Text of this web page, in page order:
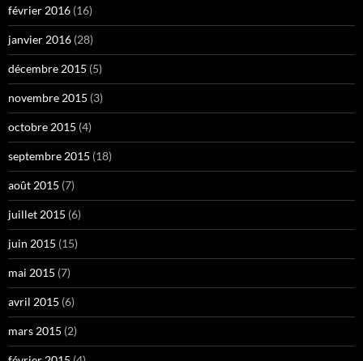
février 2016 (16)
janvier 2016 (28)
décembre 2015 (5)
novembre 2015 (3)
octobre 2015 (4)
septembre 2015 (18)
août 2015 (7)
juillet 2015 (6)
juin 2015 (15)
mai 2015 (7)
avril 2015 (6)
mars 2015 (2)